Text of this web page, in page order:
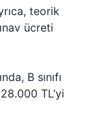
teorik
ücreti
B sınıfı
TL’yi